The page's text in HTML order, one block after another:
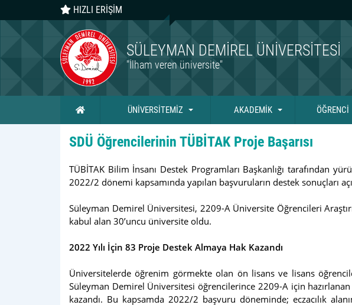
HIZLI ERİŞİM
SÜLEYMAN DEMIREL ÜNIVERSITESI
"İlham veren üniversite"
Ana Sayfa ÜNİVERSİTEMİZ AKADEMİK ÖĞRENCİ
SDÜ Öğrencilerinin TÜBİTAK Proje Başarısı
TÜBİTAK Bilim İnsanı Destek Programları Başkanlığı tarafından
2022/2 dönemi kapsamında yapılan başvuruların destek sonuçları
Süleyman Demirel Üniversitesi, 2209-A Üniversite Öğrencileri
kabul alan 30’uncu üniversite oldu.
2022 Yılı İçin 83 Proje Destek Almaya Hak Kazandı
Üniversitelerde öğrenim görmekte olan ön lisans ve lisans
Süleyman Demirel Üniversitesi öğrencilerince 2209-A için
kazandı. Bu kapsamda 2022/2 başvuru döneminde; eczacılık